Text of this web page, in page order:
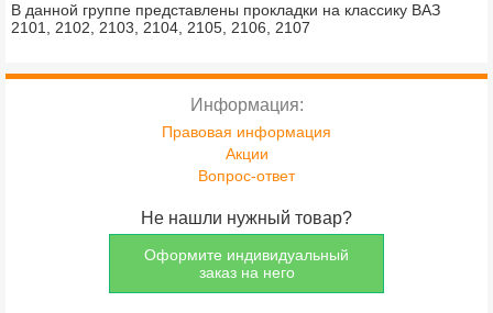
В данной группе представлены прокладки на классику ВАЗ
2101, 2102, 2103, 2104, 2105, 2106, 2107
Информация:
Правовая информация
Акции
Вопрос-ответ
Не нашли нужный товар?
Оформите индивидуальный
заказ на него